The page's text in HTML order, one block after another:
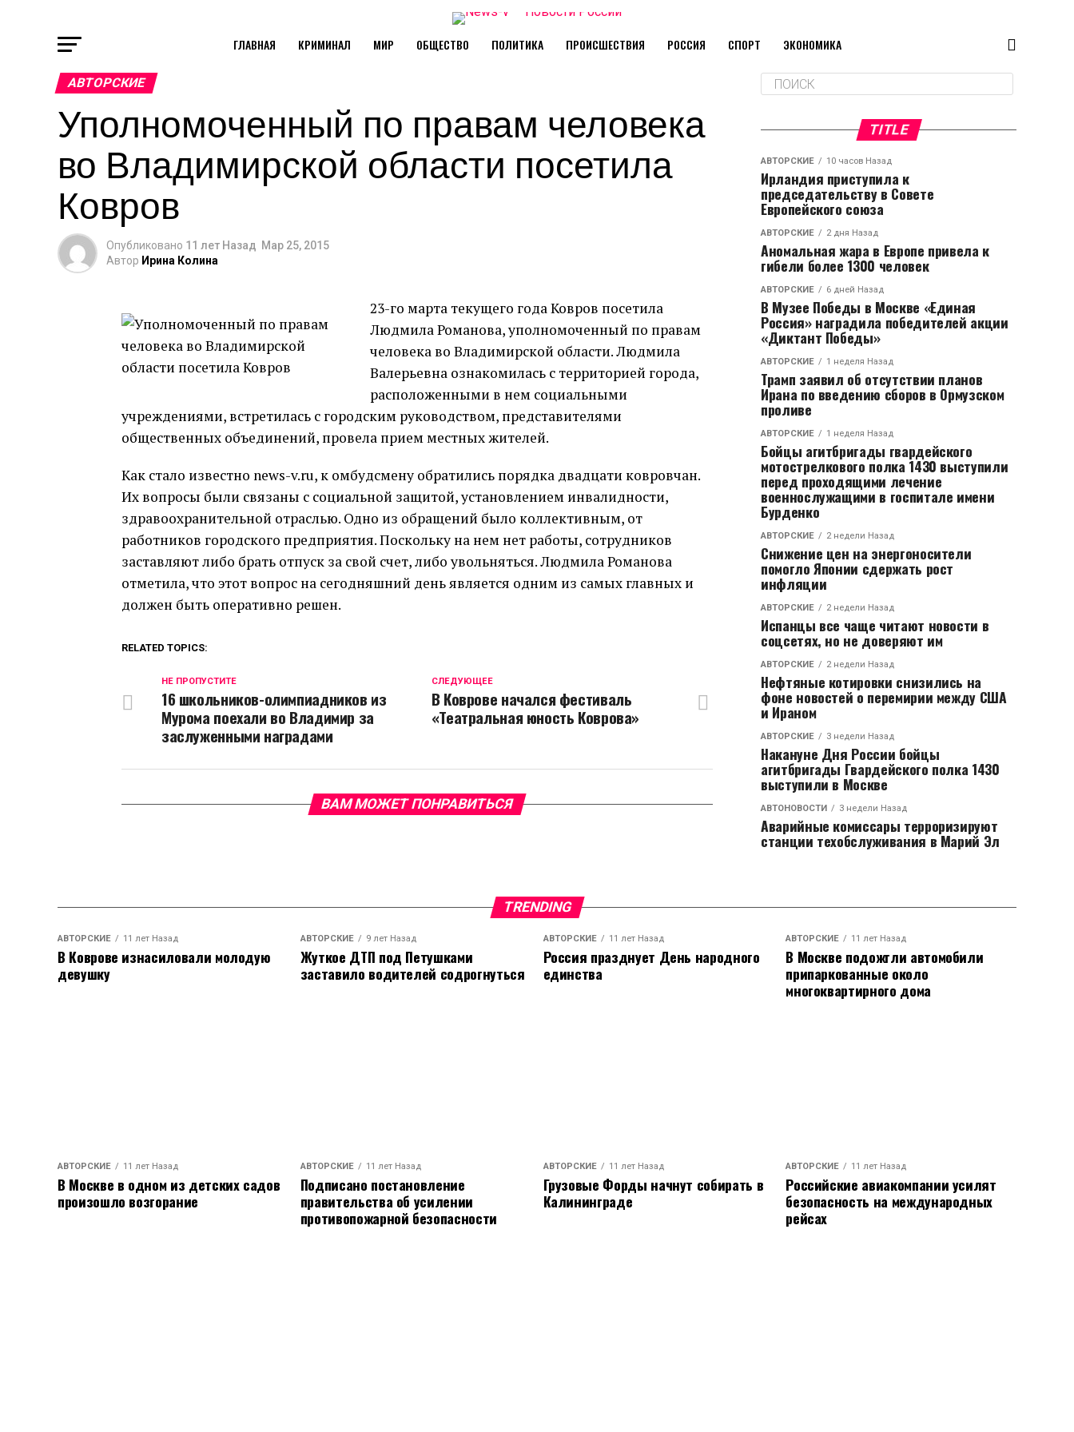
ГЛАВНАЯ КРИМИНАЛ МИР ОБЩЕСТВО ПОЛИТИКА ПРОИСШЕСТВИЯ РОССИЯ СПОРТ ЭКОНОМИКА
АВТОРСКИЕ
Уполномоченный по правам человека
во Владимирской области посетила
Ковров
Опубликовано 11 лет Назад Мар 25, 2015
Автор Ирина Колина
23-го марта текущего года Ковров посетила
Людмила Романова, уполномоченный по правам
человека во Владимирской области. Людмила
Валерьевна ознакомилась с территорией города,
расположенными в нем социальными
учреждениями, встретилась с городским руководством, представителями
общественных объединений, провела прием местных жителей.
Как стало известно news-v.ru, к омбудсмену обратились порядка двадцати ковровчан.
Их вопросы были связаны с социальной защитой, установлением инвалидности,
здравоохранительной отраслью. Одно из обращений было коллективным, от
работников городского предприятия. Поскольку на нем нет работы, сотрудников
заставляют либо брать отпуск за свой счет, либо увольняться. Людмила Романова
отметила, что этот вопрос на сегодняшний день является одним из самых главных и
должен быть оперативно решен.
RELATED TOPICS:
CЛЕДУЮЩЕЕ
В Коврове начался фестиваль
«Театральная юность Коврова»
НЕ ПРОПУСТИТЕ
16 школьников-олимпиадников из
Мурома поехали во Владимир за
заслуженными наградами
ВАМ МОЖЕТ ПОНРАВИТЬСЯ
TITLE
АВТОРСКИЕ 10 часов Назад
Ирландия приступила к
председательству в Совете
Европейского союза
АВТОРСКИЕ 2 дня Назад
Аномальная жара в Европе привела к
гибели более 1300 человек
АВТОРСКИЕ 6 дней Назад
В Музее Победы в Москве «Единая
Россия» наградила победителей акции
«Диктант Победы»
АВТОРСКИЕ 1 неделя Назад
Трамп заявил об отсутствии планов
Ирана по введению сборов в Ормузском
проливе
АВТОРСКИЕ 1 неделя Назад
Бойцы агитбригады гвардейского
мотострелкового полка 1430 выступили
перед проходящими лечение
военнослужащими в госпитале имени
Бурденко
АВТОРСКИЕ 2 недели Назад
Снижение цен на энергоносители
помогло Японии сдержать рост
инфляции
АВТОРСКИЕ 2 недели Назад
Испанцы все чаще читают новости в
соцсетях, но не доверяют им
АВТОРСКИЕ 2 недели Назад
Нефтяные котировки снизились на
фоне новостей о перемирии между США
и Ираном
АВТОРСКИЕ 3 недели Назад
Накануне Дня России бойцы
агитбригады Гвардейского полка 1430
выступили в Москве
АВТОНОВОСТИ 3 недели Назад
Аварийные комиссары терроризируют
станции техобслуживания в Марий Эл
TRENDING
АВТОРСКИЕ 11 лет Назад
В Коврове изнасиловали молодую
девушку
АВТОРСКИЕ 9 лет Назад
Жуткое ДТП под Петушками
заставило водителей содрогнуться
АВТОРСКИЕ 11 лет Назад
Россия празднует День народного
единства
АВТОРСКИЕ 11 лет Назад
В Москве подожгли автомобили
припаркованные около
многоквартирного дома
АВТОРСКИЕ 11 лет Назад
В Москве в одном из детских садов
произошло возгорание
АВТОРСКИЕ 11 лет Назад
Подписано постановление
правительства об усилении
противопожарной безопасности
АВТОРСКИЕ 11 лет Назад
Грузовые Форды начнут собирать в
Калининграде
АВТОРСКИЕ 11 лет Назад
Российские авиакомпании усилят
безопасность на международных
рейсах